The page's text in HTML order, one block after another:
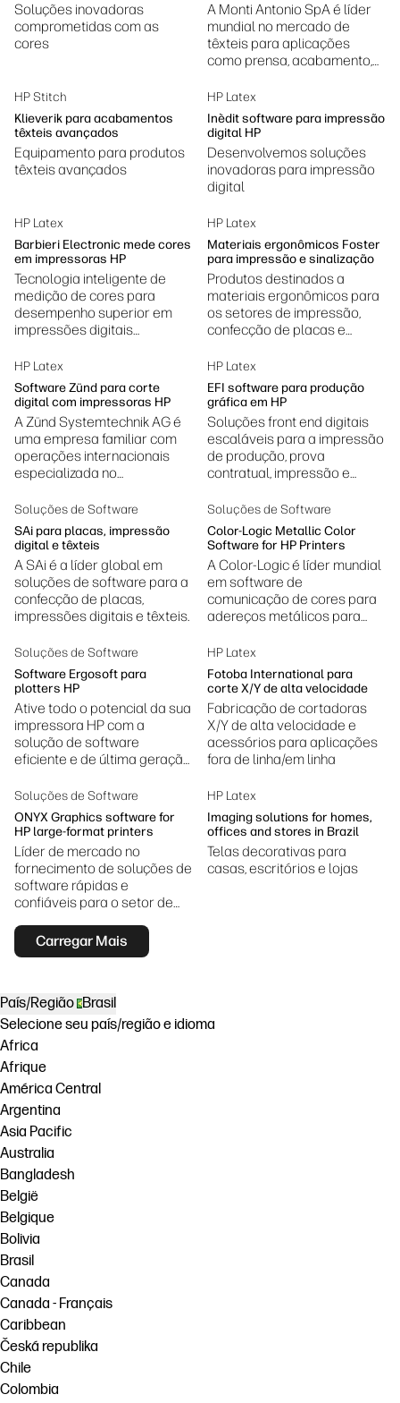
Soluções inovadoras
comprometidas com as
cores
A Monti Antonio SpA é líder
mundial no mercado de
têxteis para aplicações
como prensa, acabamento,
HP Stitch
Klieverik para acabamentos
têxteis avançados
Equipamento para produtos
têxteis avançados
HP Latex
Inèdit software para impressão
digital HP
Desenvolvemos soluções
inovadoras para impressão
digital
HP Latex
Barbieri Electronic mede cores
em impressoras HP
Tecnologia inteligente de
medição de cores para
desempenho superior em
impressões digitais
HP Latex
Materiais ergonômicos Foster
para impressão e sinalização
Produtos destinados a
materiais ergonômicos para
os setores de impressão,
confecção de placas e
HP Latex
Software Zünd para corte
digital com impressoras HP
A Zünd Systemtechnik AG é
uma empresa familiar com
operações internacionais
especializada no
fabricação de sistemas de
corte digital.
HP Latex
EFI software para produção
gráfica em HP
Soluções front end digitais
escaláveis para a impressão
de produção, prova
contratual, impressão e
fotográfica, decoração
cerâmica e muito mais.
Soluções de Software
SAi para placas, impressão
digital e têxteis
A SAi é a líder global em
soluções de software para a
confecção de placas,
impressões digitais e têxteis.
Soluções de Software
Color-Logic Metallic Color
Software for HP Printers
A Color-Logic é líder mundial
em software de
comunicação de cores para
adereços metálicos para
Soluções de Software
Software Ergosoft para
plotters HP
Ative todo o potencial da sua
impressora HP com a
solução de software
eficiente e de última geração
HP Latex
Fotoba International para
corte X/Y de alta velocidade
Fabricação de cortadoras
X/Y de alta velocidade e
acessórios para aplicações
fora de linha/em linha
Soluções de Software
ONYX Graphics software for
HP large-format printers
Líder de mercado no
fornecimento de soluções de
software rápidas e
confiáveis para o setor de
digital de grande formato.
HP Latex
Imaging solutions for homes,
offices and stores in Brazil
Telas decorativas para
casas, escritórios e lojas
Carregar Mais
País/Região Brasil
Selecione seu país/região e idioma
Africa
Afrique
América Central
Argentina
Asia Pacific
Australia
Bangladesh
België
Belgique
Bolivia
Brasil
Canada
Canada - Français
Caribbean
Česká republika
Chile
Colombia